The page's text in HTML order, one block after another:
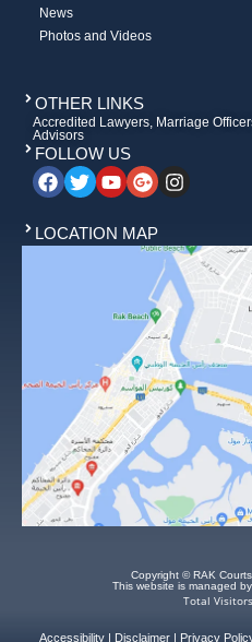
News
Photos and Videos
OTHER LINKS
Accredited Lawyers, Marriage
Advisors
FOLLOW US
LOCATION MAP
Copyright © RAK
This website is managed
Total
Accessibility| Disclaimer| Privacy